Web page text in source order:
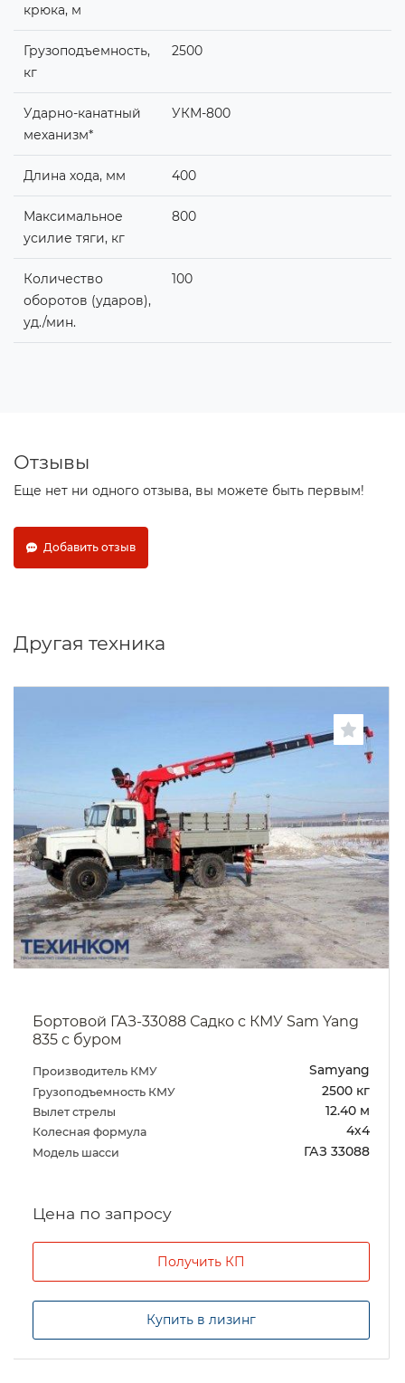
крюка, м
Грузоподъемность,
кг
2500
Ударно-канатный
механизм*
УКМ-800
Длина хода, мм 400
Максимальное
усилие тяги, кг
800
Количество
оборотов (ударов),
уд./мин.
100
Отзывы
Еще нет ни одного отзыва, вы можете быть первым!
Добавить отзыв
Другая техника
Бортовой ГАЗ-33088 Садко с КМУ Sam Yang
835 с буром
Производитель КМУ Samyang
Грузоподъемность КМУ 2500 кг
Вылет стрелы 12.40 м
Колесная формула 4х4
Модель шасси ГАЗ 33088
Цена по запросу
Получить КП
Купить в лизинг